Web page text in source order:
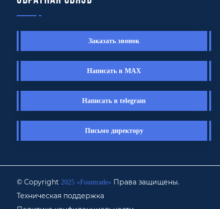
Заказать звонок
Написать в MAX
Написать в telegram
Письмо директору
© Copyright 2025 «Fоuntrade» Права защищены.
Техническая поддержка